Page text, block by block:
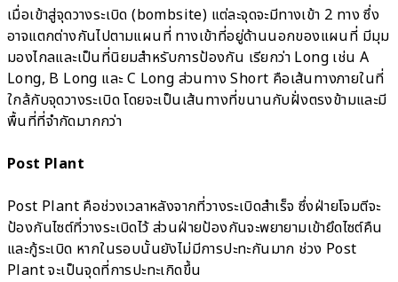
เมื่อเข้าสู่จุดวางระเบิด (bombsite) แต่ละจุดจะมีทางเข้า 2 ทาง ซึ่ง
อาจแตกต่างกันไปตามแผนที่ ทางเข้าที่อยู่ด้านนอกของแผนที่ มีมุม
มองไกลและเป็นที่นิยมสำหรับการป้องกัน เรียกว่า Long เช่น A
Long, B Long และ C Long ส่วนทาง Short คือเส้นทางภายในที่
ใกล้กับจุดวางระเบิด โดยจะเป็นเส้นทางที่ขนานกับฝั่งตรงข้ามและมี
พื้นที่ที่จำกัดมากกว่า
Post Plant
Post Plant คือช่วงเวลาหลังจากที่วางระเบิดสำเร็จ ซึ่งฝ่ายโจมตีจะ
ป้องกันไซต์ที่วางระเบิดไว้ ส่วนฝ่ายป้องกันจะพยายามเข้ายึดไซต์คืน
และกู้ระเบิด หากในรอบนั้นยังไม่มีการปะทะกันมาก ช่วง Post
Plant จะเป็นจุดที่การปะทะเกิดขึ้น